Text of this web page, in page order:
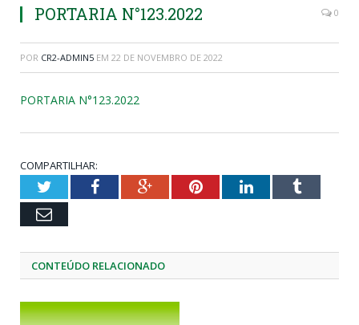
PORTARIA N°123.2022 0
POR CR2-ADMIN5 EM 22 DE NOVEMBRO DE 2022
PORTARIA N°123.2022
COMPARTILHAR:
TwitterFacebookGoogle+PinterestLinkedInTumblr
Email
CONTEÚDO RELACIONADO